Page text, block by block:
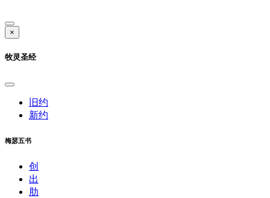
×
牧灵圣经
旧约
新约
梅瑟五书
创
出
肋